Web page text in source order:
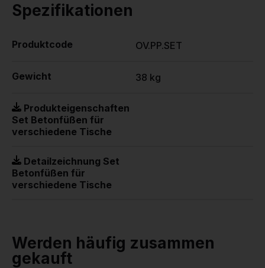
Spezifikationen
Produktcode OV.PP.SET
Gewicht 38 kg
Produkteigenschaften
Set Betonfüßen für
verschiedene Tische
Detailzeichnung Set
Betonfüßen für
verschiedene Tische
Werden häufig zusammen
gekauft